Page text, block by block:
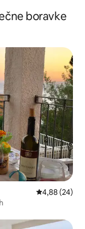
boravke
Prosječna
4,88 (24)